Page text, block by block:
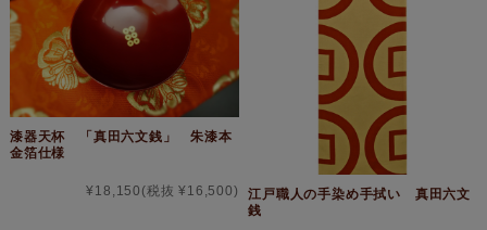
漆器天杯 「真田六文銭」 朱漆本
金箔仕様
¥18,150 (税抜 ¥16,500)
江戸職人の手染め手拭い 真田六文
銭